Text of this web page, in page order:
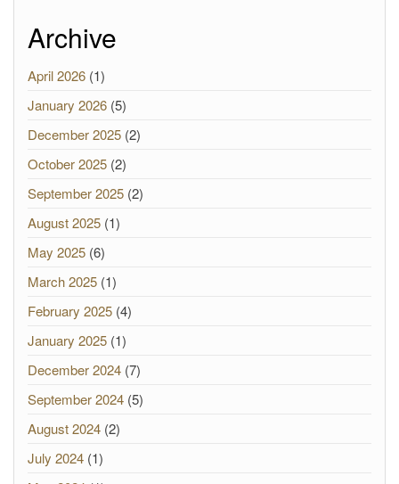
Archive
April 2026 (1)
January 2026 (5)
December 2025 (2)
October 2025 (2)
September 2025 (2)
August 2025 (1)
May 2025 (6)
March 2025 (1)
February 2025 (4)
January 2025 (1)
December 2024 (7)
September 2024 (5)
August 2024 (2)
July 2024 (1)